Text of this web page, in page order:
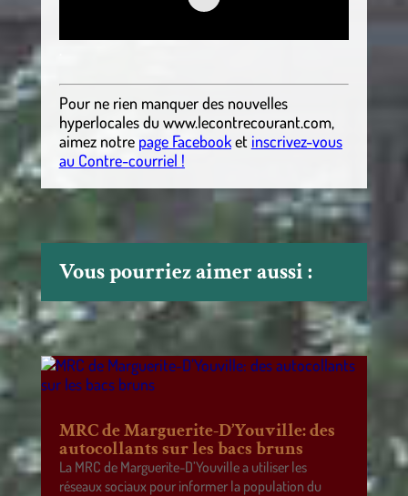
Pour ne rien manquer des nouvelles
hyperlocalesdu www.lecontrecourant.com,
aimez notre page Facebooket inscrivez-vous
au Contre-courriel !
Vous pourriez aimer aussi :
MRC de Marguerite-D’Youville: des
autocollants sur les bacs bruns
La MRC de Marguerite-D’Youville a utiliser les
réseaux sociaux pour informer la population du